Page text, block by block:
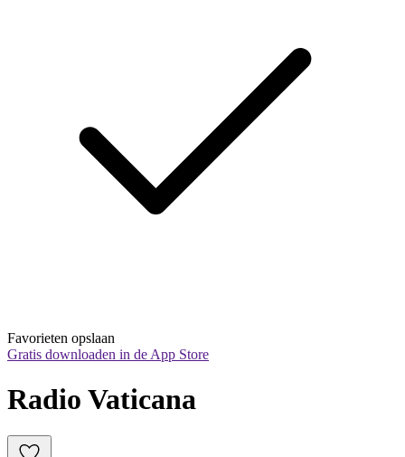
Favorieten opslaan
Gratis downloaden in de App Store
Radio Vaticana